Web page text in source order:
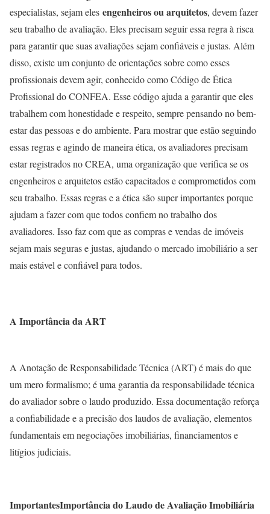
especialistas, sejam eles engenheiros ou arquitetos, devem fazer
seu trabalho de avaliação. Eles precisam seguir essa regra à risca
para garantir que suas avaliações sejam confiáveis e justas. Além
disso, existe um conjunto de orientações sobre como esses
profissionais devem agir, conhecido como Código de Ética
Profissional do CONFEA. Esse código ajuda a garantir que eles
trabalhem com honestidade e respeito, sempre pensando no bem-
estar das pessoas e do ambiente. Para mostrar que estão seguindo
essas regras e agindo de maneira ética, os avaliadores precisam
estar registrados no CREA, uma organização que verifica se os
engenheiros e arquitetos estão capacitados e comprometidos com
seu trabalho. Essas regras e a ética são super importantes porque
ajudam a fazer com que todos confiem no trabalho dos
avaliadores. Isso faz com que as compras e vendas de imóveis
sejam mais seguras e justas, ajudando o mercado imobiliário a ser
mais estável e confiável para todos.
A Importância da ART
A Anotação de Responsabilidade Técnica (ART) é mais do que
um mero formalismo; é uma garantia da responsabilidade técnica
do avaliador sobre o laudo produzido. Essa documentação reforça
a confiabilidade e a precisão dos laudos de avaliação, elementos
fundamentais em negociações imobiliárias, financiamentos e
litígios judiciais.
ImportantesImportância do Laudo de Avaliação Imobiliária